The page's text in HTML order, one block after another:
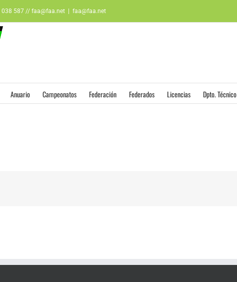
038 587 // faa@faa.net faa@faa.net
Anuario Campeonatos Federación Federados Licencias Dpto. Técnico